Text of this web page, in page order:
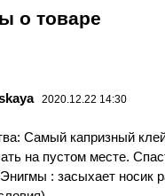
о товаре
2020.12.22 14:30
Самый капризный
на пустом месте.
: засыхает носик